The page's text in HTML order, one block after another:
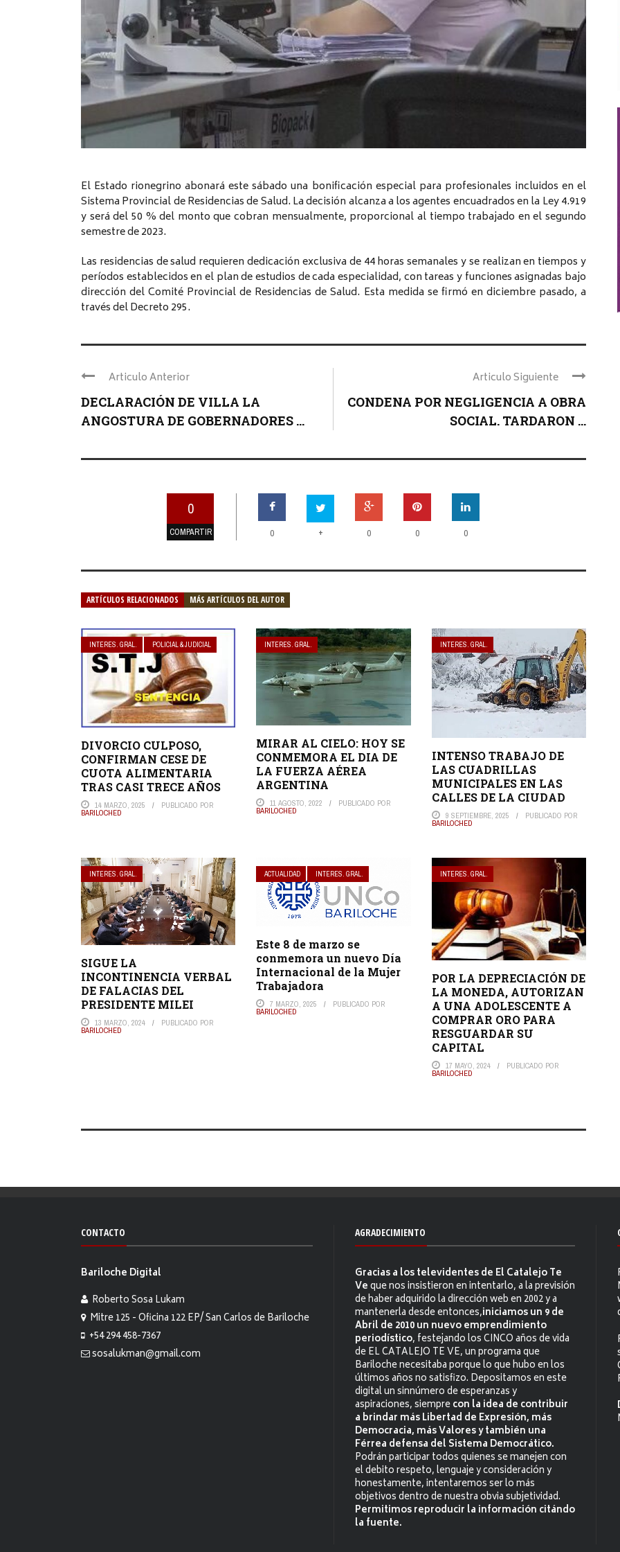
El Estado rionegrino abonará este sábado una bonificación especial para profesionales incluidos en el
Sistema Provincial de Residencias de Salud. La decisión alcanza a los agentes encuadrados en la Ley 4.919
y será del 50 % del monto que cobran mensualmente, proporcional al tiempo trabajado en el segundo
semestre de 2023.
Las residencias de salud requieren dedicación exclusiva de 44 horas semanales y se realizan en tiempos y
períodos establecidos en el plan de estudios de cada especialidad, con tareas y funciones asignadas bajo
dirección del Comité Provincial de Residencias de Salud. Esta medida se firmó en diciembre pasado, a
través del Decreto 295.
Articulo Anterior
DECLARACIÓN DE VILLA LA
ANGOSTURA DE GOBERNADORES ...
Articulo Siguiente
CONDENA POR NEGLIGENCIA A OBRA
SOCIAL. TARDARON ...
0
COMPARTIR 0 + 0 0 0
ARTÍCULOS RELACIONADOS MÁS ARTÍCULOS DEL AUTOR
INTERES. GRAL. POLICIAL & JUDICIAL
DIVORCIO CULPOSO,
CONFIRMAN CESE DE
CUOTA ALIMENTARIA
TRAS CASI TRECE AÑOS
14 MARZO, 2025 PUBLICADO POR
BARILOCHED
INTERES. GRAL.
MIRAR AL CIELO: HOY SE
CONMEMORA EL DIA DE
LA FUERZA AÉREA
ARGENTINA
11 AGOSTO, 2022 PUBLICADO POR
BARILOCHED
INTERES. GRAL.
INTENSO TRABAJO DE
LAS CUADRILLAS
MUNICIPALES EN LAS
CALLES DE LA CIUDAD
9 SEPTIEMBRE, 2025 PUBLICADO POR
BARILOCHED
INTERES. GRAL.
SIGUE LA
INCONTINENCIA VERBAL
DE FALACIAS DEL
PRESIDENTE MILEI
13 MARZO, 2024 PUBLICADO POR
BARILOCHED
ACTUALIDAD INTERES. GRAL.
Este 8 de marzo se
conmemora un nuevo Día
Internacional de la Mujer
Trabajadora
7 MARZO, 2025 PUBLICADO POR
BARILOCHED
INTERES. GRAL.
POR LA DEPRECIACIÓN DE
LA MONEDA, AUTORIZAN
A UNA ADOLESCENTE A
COMPRAR ORO PARA
RESGUARDAR SU
CAPITAL
17 MAYO, 2024 PUBLICADO POR
BARILOCHED
CONTACTO
Bariloche Digital
Roberto Sosa Lukam
Mitre 125 - Oficina 122 EP/ San Carlos de Bariloche
+54 294 458-7367
sosalukman@gmail.com
AGRADECIMIENTO
Gracias a los televidentes de El Catalejo Te
Veque nos insistieron en intentarlo, a la previsión
de haber adquirido la dirección web en 2002 y a
mantenerla desde entonces,iniciamos un 9 de
Abril de 2010 un nuevo emprendimiento
periodístico, festejando los CINCO años de vida
de EL CATALEJO TE VE, un programa que
Bariloche necesitaba porque lo que hubo en los
últimos años no satisfizo. Depositamos en este
digital un sinnúmero de esperanzas y
aspiraciones, siemprecon la idea de contribuir
a brindar más Libertad de Expresión, más
Democracia, más Valores y también una
Férrea defensa del Sistema Democrático.
Podrán participar todos quienes se manejen con
el debito respeto, lenguaje y consideración y
honestamente, intentaremos ser lo más
objetivos dentro de nuestra obvia subjetividad.
Permitimos reproducir la información citándo
la fuente.